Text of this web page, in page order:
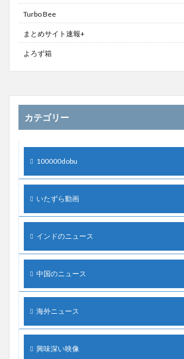
Turbo Bee
まとめサイト速報+
よろず箱
カテゴリー
100000dobu
いたずら動画
インドのニュース
中国のニュース
海外ニュース
興味深い映像